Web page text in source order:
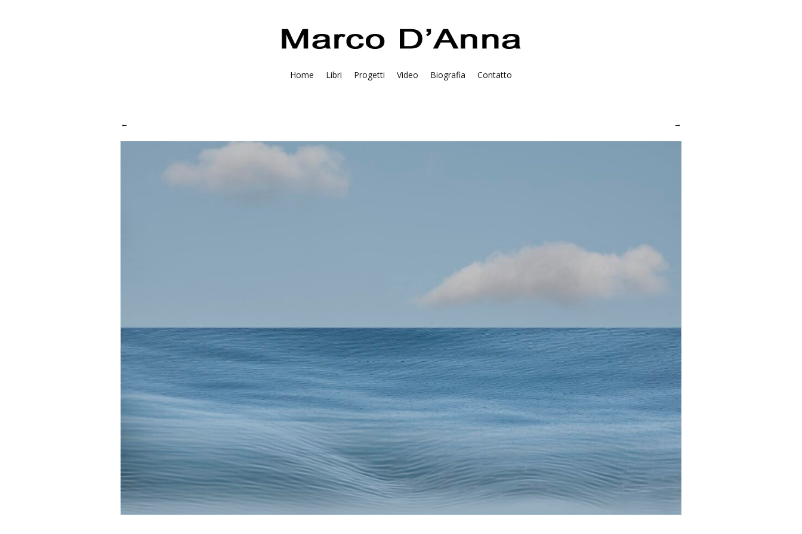
Home Libri Progetti Video Biografia Contatto